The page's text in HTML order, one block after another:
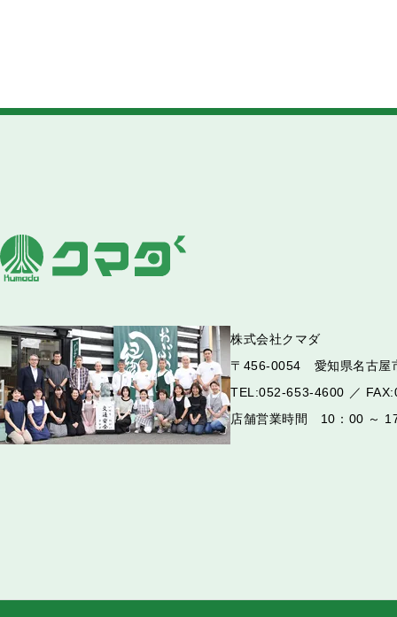
株式会社クマダ
〒456-0054 愛知県名古屋
TEL:052-653-4600 ／
店舗営業時間 10：00 ～ 17